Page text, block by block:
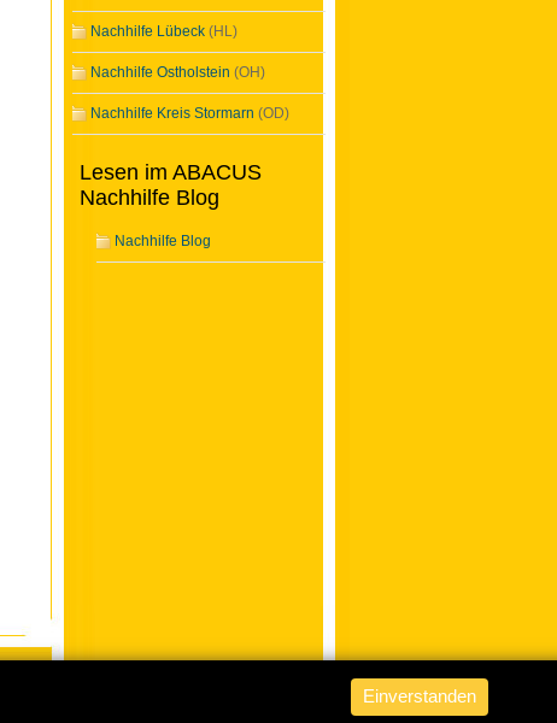
Nachhilfe Lübeck (HL)
Nachhilfe Ostholstein (OH)
Nachhilfe Kreis Stormarn (OD)
Lesen im ABACUS
Nachhilfe Blog
Nachhilfe Blog
Einverstanden